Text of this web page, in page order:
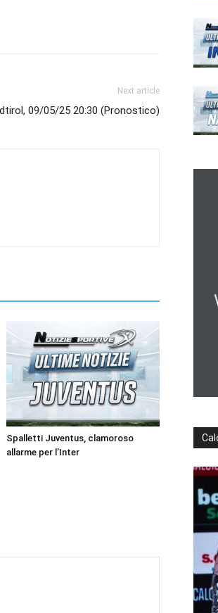
Next article
09/05/25 20:30 (Pronostico)
Spalletti Juventus, clamoroso
allarme per l’Inter